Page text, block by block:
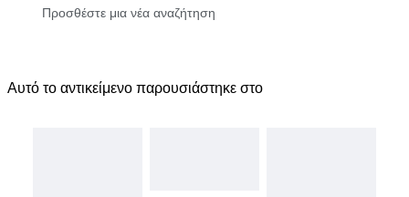
Αυτό το αντικείμενο παρουσιάστηκε στο